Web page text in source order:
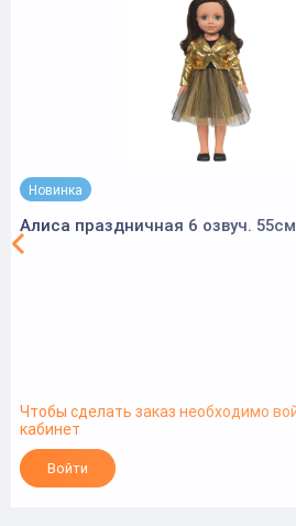
Новинка
Алиса праздничная 6 озвуч.
Чтобы сделать заказ необходимо
кабинет
Войти